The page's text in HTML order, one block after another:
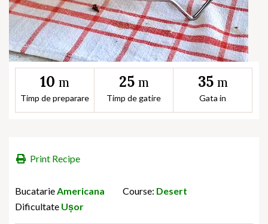
10 m
Timp de preparare
25 m
Timp de gatire
35 m
Gata in
Print Recipe
BucatarieAmericana Course: Desert
Dificultate Ușor